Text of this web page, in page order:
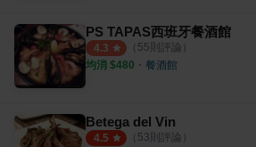
PS TAPAS西班牙餐酒館
4.3 （ 55則評論）
均消 $480 ・ 餐酒館
Betega del Vin
4.5 （ 53則評論）